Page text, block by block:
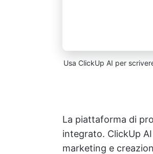
Usa ClickUp AI per
La piattaforma di
integrato. ClickUp
marketing e